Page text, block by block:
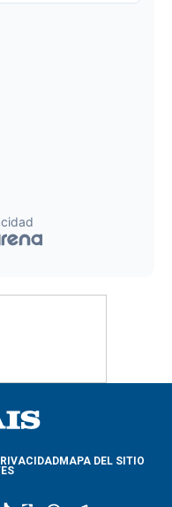
MAPA DEL SITIO